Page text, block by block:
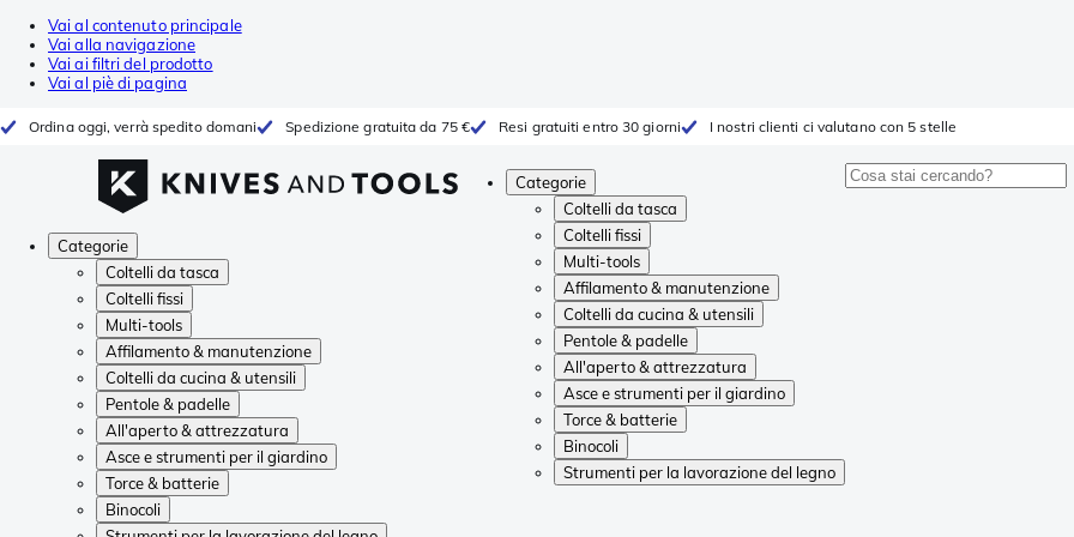
Vai al contenuto principale
Vai alla navigazione
Vai ai filtri del prodotto
Vai al piè di pagina
Ordina oggi, verrà spedito domani Spedizione gratuita da 75 € Resi gratuiti entro 30 giorni I nostri clienti ci valutano con 5 stelle
Categorie
Coltelli da tasca
Coltelli fissi
Multi-tools
Affilamento & manutenzione
Coltelli da cucina & utensili
Pentole & padelle
All'aperto & attrezzatura
Asce e strumenti per il giardino
Torce & batterie
Binocoli
Strumenti per la lavorazione del legno
Categorie
Coltelli da tasca
Coltelli fissi
Multi-tools
Affilamento & manutenzione
Coltelli da cucina & utensili
Pentole & padelle
All'aperto & attrezzatura
Asce e strumenti per il giardino
Torce & batterie
Binocoli